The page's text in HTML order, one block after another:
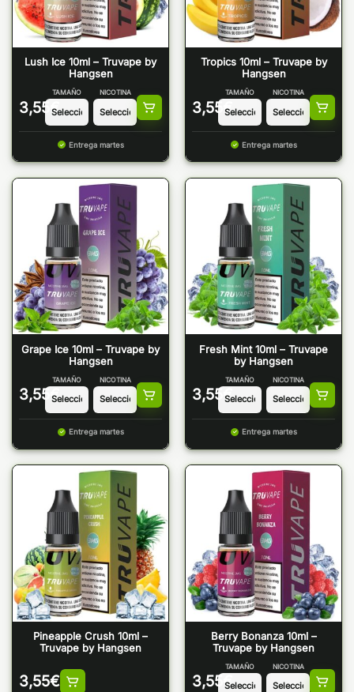
Lush Ice 10ml – Truvape by
Hangsen
3,55 €
TAMAÑO NICOTINA
Entrega martes
Tropics 10ml – Truvape by
Hangsen
3,55 €
TAMAÑO NICOTINA
Entrega martes
Grape Ice 10ml – Truvape by
Hangsen
3,55 €
TAMAÑO NICOTINA
Entrega martes
Fresh Mint 10ml – Truvape
by Hangsen
3,55 €
TAMAÑO NICOTINA
Entrega martes
Pineapple Crush 10ml –
Truvape by Hangsen
3,55€
Berry Bonanza 10ml –
Truvape by Hangsen
3,55 €
TAMAÑO NICOTINA